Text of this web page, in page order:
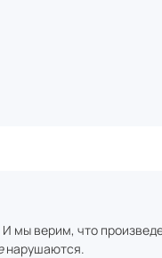
мы верим, что
нарушаются.